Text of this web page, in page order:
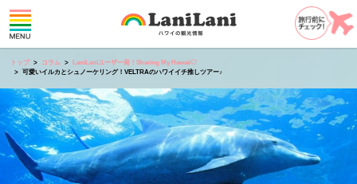
トップ コラム
LaniLaniユーザー発！Sharing My Hawaii♡
可愛いイルカとシュノーケリング！VELTRAのハワイイチ推しツアー♪